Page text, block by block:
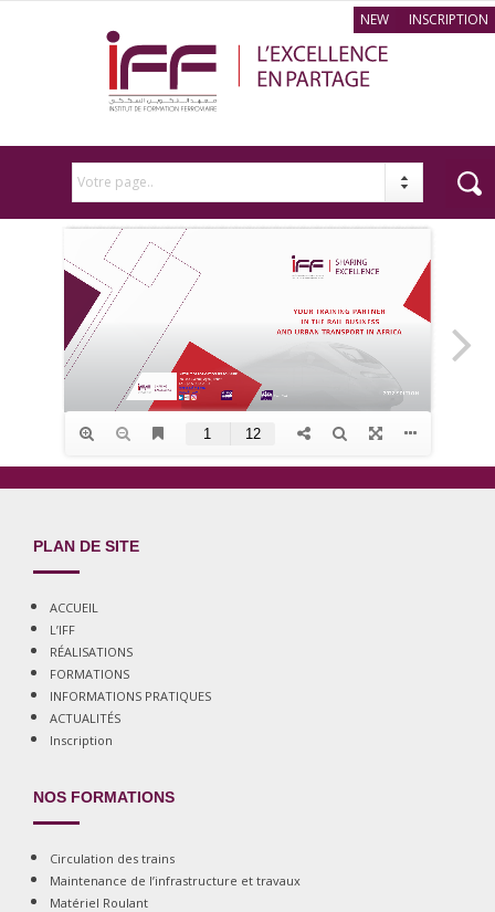
INSCRIPTION
Votre page..
PLAN DE SITE
ACCUEIL
L’IFF
RÉALISATIONS
FORMATIONS
INFORMATIONS PRATIQUES
ACTUALITÉS
Inscription
NOS FORMATIONS
Circulation des trains
Maintenance de l’infrastructure et travaux
Matériel Roulant